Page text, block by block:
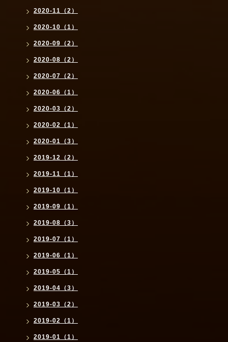
2020-11（2）
2020-10（1）
2020-09（2）
2020-08（2）
2020-07（2）
2020-06（1）
2020-03（2）
2020-02（1）
2020-01（3）
2019-12（2）
2019-11（1）
2019-10（1）
2019-09（1）
2019-08（3）
2019-07（1）
2019-06（1）
2019-05（1）
2019-04（3）
2019-03（2）
2019-02（1）
2019-01（1）